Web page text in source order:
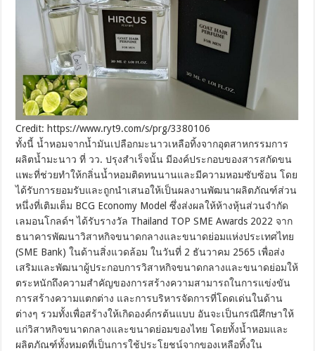
Credit: https://www.ryt9.com/s/prg/3380106
ทั้งนี้ น้ำหอมจากน้ำมันเปลือกมะนาวเหลือทิ้งจากอุตสาหกรรมการ
ผลิตน้ำมะนาว ที่ วว. ปรุงสำเร็จนั้น มีองค์ประกอบของสารสกัดขน
แพะที่ช่วยทำให้กลิ่นน้ำหอมติดทนนานและมีความหอมซับซ้อน โดย
ได้รับการยอมรับและถูกนำเสนอให้เป็นผลงานพัฒนาผลิตภัณฑ์ส่วน
หนึ่งที่เติมเต็ม BCG Economy Model ซึ่งส่งผลให้ห้างหุ้นส่วนจำกัด
เลมอนโกลด์ฯ ได้รับรางวัล Thailand TOP SME Awards 2022 จาก
ธนาคารพัฒนาวิสาหกิจขนาดกลางและขนาดย่อมแห่งประเทศไทย
(SME Bank) ในด้านสิ่งแวดล้อม ในวันที่ 2 ธันวาคม 2565 เพื่อส่ง
เสริมและพัฒนาผู้ประกอบการวิสาหกิจขนาดกลางและขนาดย่อมให้
ตระหนักถึงความสำคัญของการสร้างความสามารถในการแข่งขัน
การสร้างความแตกต่าง และการบริหารจัดการที่โดดเด่นในด้าน
ต่างๆ รวมทั้งเพื่อสร้างให้เกิดองค์กรต้นแบบ อันจะเป็นกรณีศึกษาให้
แก่วิสาหกิจขนาดกลางและขนาดย่อมของไทย โดยทั้งน้ำหอมและ
ผลิตภัณฑ์ทั้งหมดที่เป็นการใช้ประโยชน์จากของเหลือทิ้งใน